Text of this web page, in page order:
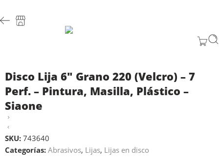
Disco Lija 6″ Grano 220 (Velcro) – 7
Perf. – Pintura, Masilla, Plástico –
Siaone
SKU: 743640
Categorías: Abrasivos, Lijas, Lijas en disco